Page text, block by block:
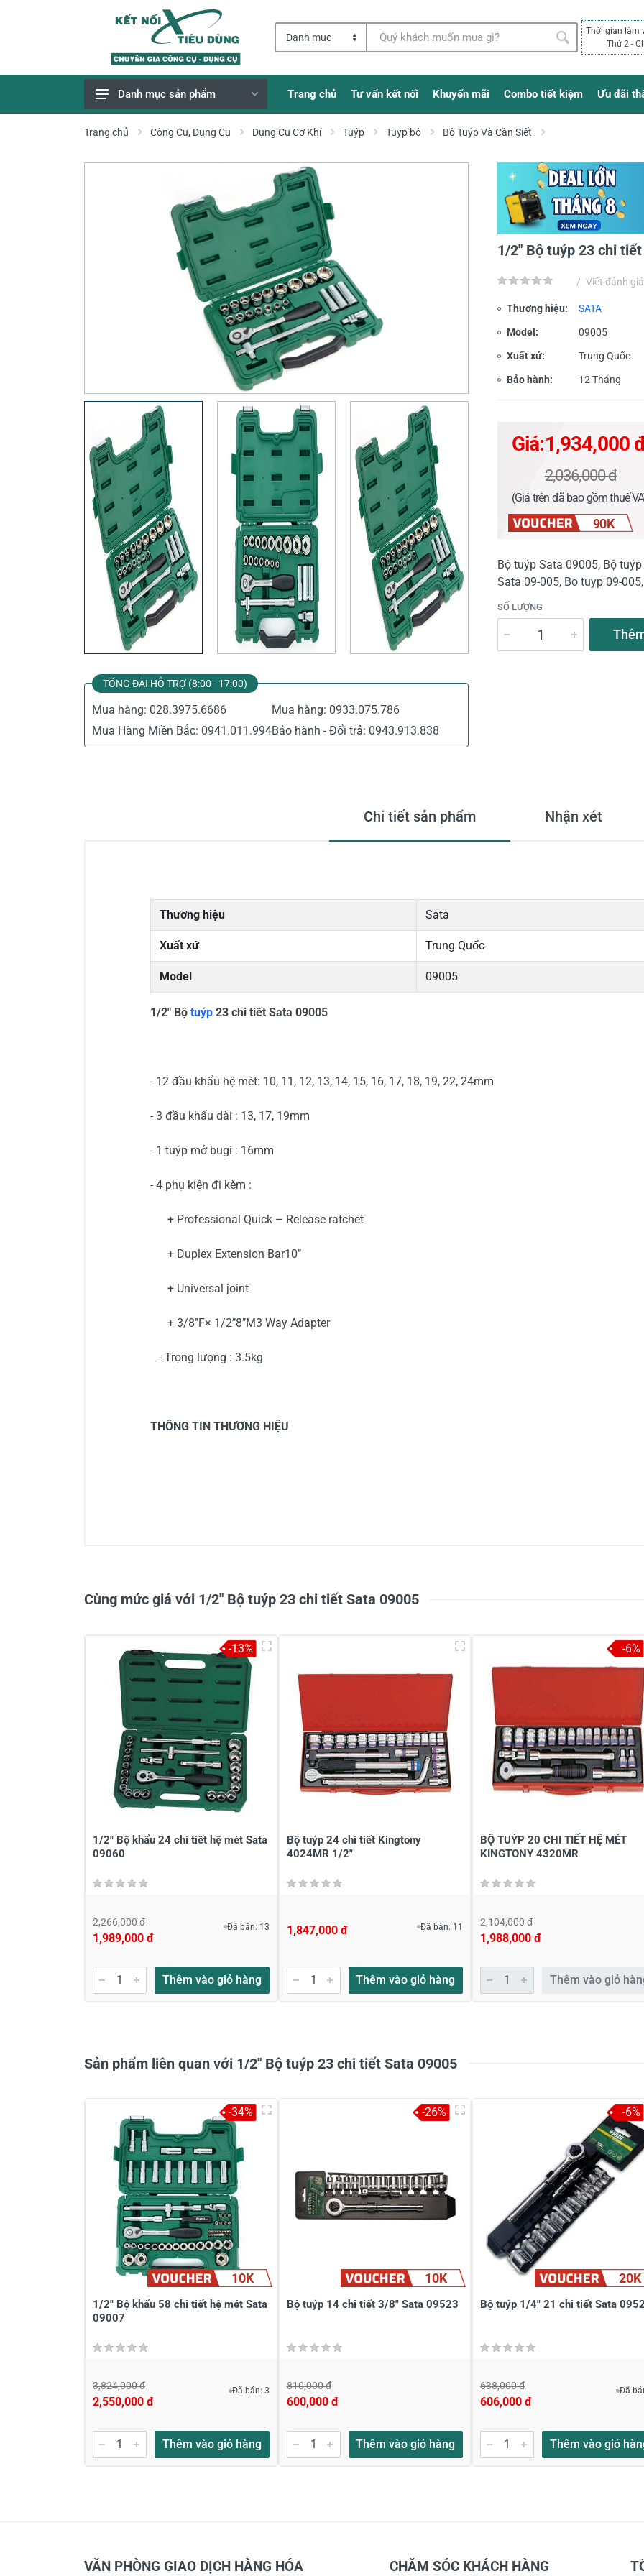
Thời gian làm
Thứ 2 -
Giao Hàng Miễn Phí
Danh mục sản phẩm Trang chủ Tư vấn kết nối Khuyến mãi Combo tiết kiệm Ưu đãi
Trang chủ Công Cụ, Dụng Cụ Dụng Cụ Cơ Khí Tuýp Tuýp bộ Bộ Tuýp Và Cần Siết
TỔNG ĐÀI HỖ TRỢ (8:00 - 17:00)
Mua hàng: 028.3975.6686 Mua hàng: 0933.075.786
Mua Hàng Miền Bắc: 0941.011.994Bảo hành - Đổi trả: 0943.913.838
1/2" Bộ tuýp 23 chi
/ Viết đánh giá
Thương hiệu: SATA
Model: 09005
Xuất xứ: Trung Quốc
Bảo hành: 12 Tháng
Giá:1,934,000
2,036,000 đ
(Giá trên đã bao gồm thuế
90K
Bộ tuýp Sata 09005, Bộ
Sata 09-005, Bo tuyp 09-
SỐ LƯỢNG
Chi tiết sản phẩm Nhận xét
Thương hiệu Sata
Xuất xứ Trung Quốc
Model 09005
1/2" Bộ tuýp 23 chi tiết Sata 09005
- 12 đầu khẩu hệ mét: 10, 11, 12, 13, 14, 15, 16, 17, 18, 19, 22, 24mm
- 3 đầu khẩu dài : 13, 17, 19mm
- 1 tuýp mở bugi : 16mm
- 4 phụ kiện đi kèm :
+ Professional Quick – Release ratchet
+ Duplex Extension Bar10’’
+ Universal joint
+ 3/8’’F× 1/2’’8’’M3 Way Adapter
- Trọng lượng : 3.5kg
THÔNG TIN THƯƠNG HIỆU
Viết nhận xét về sản phẩm
Đánh giá sao Họ và tên* Tiêu đề của nhận xét*
Viết nhận xét của bạn vào bên dưới
Cùng mức giá với 1/2" Bộ tuýp 23 chi tiết Sata 09005
1/2" Bộ khẩu 24 chi tiết hệ mét Sata
09060
2,266,000 đ
1,989,000 đ
Đã bán: 13
Thêm vào giỏ hàng
-13%
Bộ tuýp 24 chi tiết Kingtony
4024MR 1/2"
1,847,000 đ Đã bán: 11
Thêm vào giỏ hàng
BỘ TUÝP 20 CHI TIẾT HỆ MÉT
KINGTONY 4320MR
2,104,000 đ
1,988,000 đ
Thêm vào giỏ
-6%
Sản phẩm liên quan với 1/2" Bộ tuýp 23 chi tiết Sata 09005
10K
1/2" Bộ khẩu 58 chi tiết hệ mét Sata
09007
3,824,000 đ
2,550,000 đ
Đã bán: 3
Thêm vào giỏ hàng
-34%
10K
Bộ tuýp 14 chi tiết 3/8" Sata 09523
810,000 đ
600,000 đ
Thêm vào giỏ hàng
-26%
20K
Bộ tuýp 1/4" 21 chi tiết Sata
638,000 đ
606,000 đ
Đã
Thêm vào giỏ
-6%
VĂN PHÒNG GIAO DỊCH HÀNG HÓA CHĂM SÓC KHÁCH HÀNG